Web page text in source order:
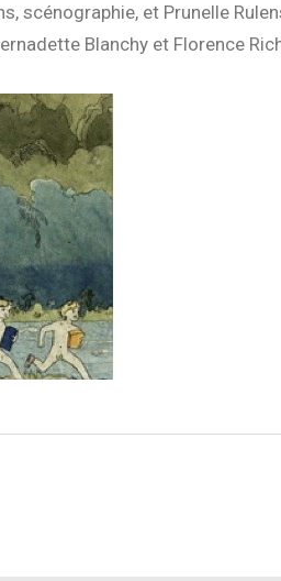
scénographie, et Prunelle
Blanchy et Florence